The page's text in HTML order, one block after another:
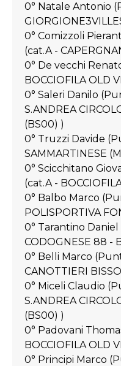
0° Natale Antonio
0° Comizzoli
(cat.A -
0° De vecchi
BOCCIOFILA OLD
0° Saleri Danilo
S.ANDREA
(BS00) )
0° Truzzi Davide
SAMMARTINESE
0° Scicchitano
(cat.A -
0° Balbo Marco
POLISPORTIVA
0° Tarantino
CODOGNESE 88 -
0° Belli Marco
CANOTTIERI
0° Miceli Claudio
S.ANDREA
(BS00) )
0° Padovani
BOCCIOFILA OLD
0° Principi Marco